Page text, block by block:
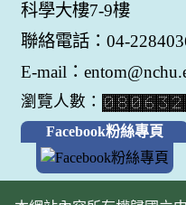
科學大樓7-9樓
聯絡電話：04-
E-mail：
瀏覽人數：
Facebook粉絲專頁